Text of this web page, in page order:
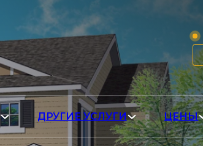
ДРУГИЕ УСЛУГИ ЦЕНЫ